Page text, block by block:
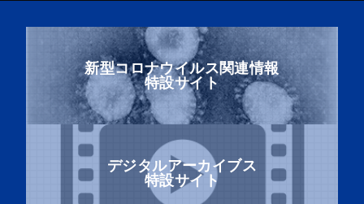
新型コロナウイルス関連情報
特設サイト
デジタルアーカイブス
特設サイト